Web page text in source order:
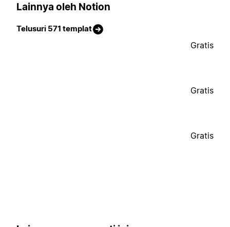
Lainnya oleh Notion
Telusuri 571 templat
Gratis
Gratis
Gratis